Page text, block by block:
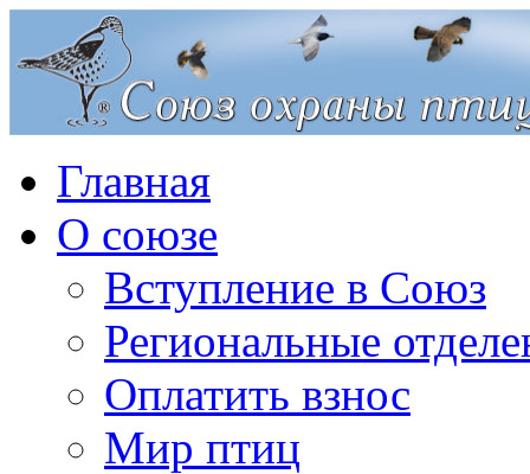
Главная
О союзе
Вступление в Союз
Региональные
Оплатить взнос
Мир птиц